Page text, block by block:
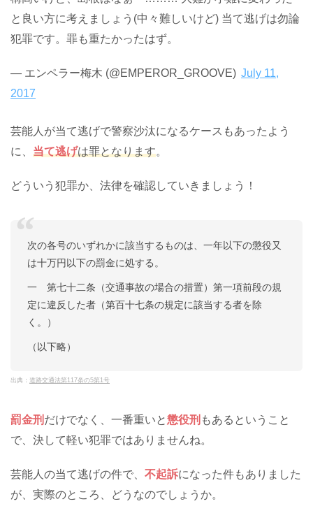
と良い方に考えましょう(中々難しいけど) 当て逃げは勿論
犯罪です。罪も重たかったはず。
— エンペラー梅木 (@EMPEROR_GROOVE) July 11,
2017
芸能人が当て逃げで警察沙汰になるケースもあったよう
に、 当て逃げは罪となります。
どういう犯罪か、法律を確認していきましょう！
次の各号のいずれかに該当するものは、一年以下の懲役又
は十万円以下の罰金に処する。
一 第七十二条（交通事故の場合の措置）第一項前段の規
定に違反した者（第百十七条の規定に該当する者を除
く。）
（以下略）
出典： 道路交通法第117条の5第1号
罰金刑 だけでなく、一番重いと懲役刑 もあるということ
で、決して軽い犯罪ではありませんね。
芸能人の当て逃げの件で、 不起訴になった件もありました
が、実際のところ、どうなのでしょうか。